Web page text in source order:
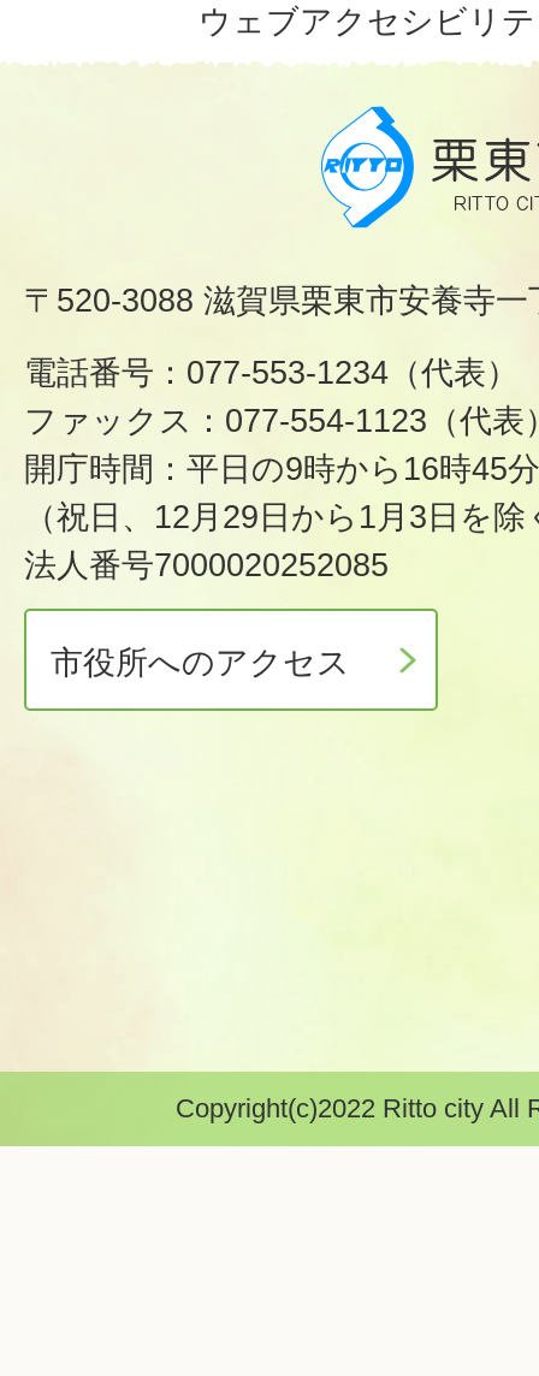
ウェブアクセシビリ
〒520-3088 滋賀県栗東市安養寺
電話番号：077-553-1234（代表）
ファックス：077-554-1123（代表
開庁時間：平日の9時から16時45分
（祝日、12月29日から1月3日を除
法人番号7000020252085
市役所へのアクセス
Copyright(c)2022 Ritto city All